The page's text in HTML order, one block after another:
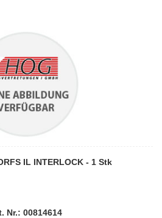
IL INTERLOCK - 1 Stk
Nr.: 00814614